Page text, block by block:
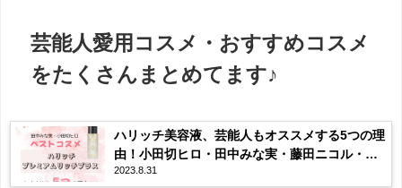
芸能人愛用コスメ・おすすめコスメ
をたくさんまとめてます♪
ハリッチ美容液、芸能人もオススメする5つの理
由！小田切ヒロ・田中みな実・藤田ニコル・山
田優も愛用♪ハリッチプレミアムリッチプラス
2023.8.31